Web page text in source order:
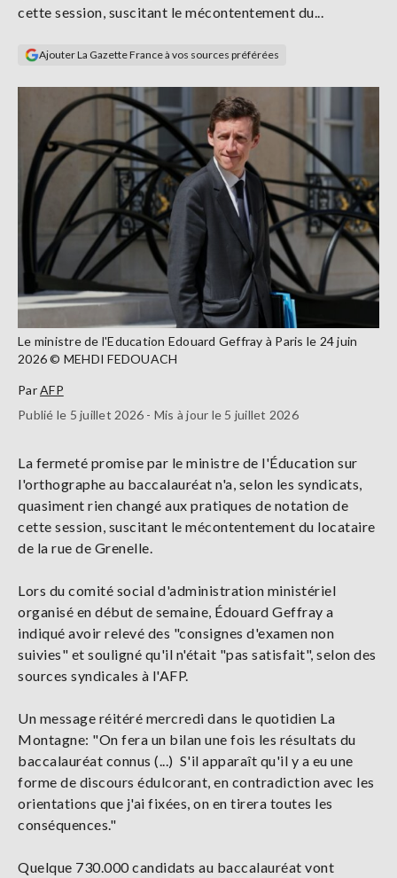
connecter
S'abonner
cette session, suscitant le mécontentement du...
Ajouter La Gazette France à vos sources préférées
Le ministre de l'Education Edouard Geffray à Paris le 24 juin
2026 © MEHDI FEDOUACH
ParAFP
Publié le 5 juillet 2026 - Mis à jour le 5 juillet 2026
La fermeté promise par le ministre de l'Éducation sur
l'orthographe au baccalauréat n'a, selon les syndicats,
quasiment rien changé aux pratiques de notation de
cette session, suscitant le mécontentement du locataire
de la rue de Grenelle.
Lors du comité social d'administration ministériel
organisé en début de semaine, Édouard Geffray a
indiqué avoir relevé des "consignes d'examen non
suivies" et souligné qu'il n'était "pas satisfait", selon des
sources syndicales à l'AFP.
Un message réitéré mercredi dans le quotidien La
Montagne: "On fera un bilan une fois les résultats du
baccalauréat connus (...) S'il apparaît qu'il y a eu une
forme de discours édulcorant, en contradiction avec les
orientations que j'ai fixées, on en tirera toutes les
conséquences."
Quelque 730.000 candidats au baccalauréat vont